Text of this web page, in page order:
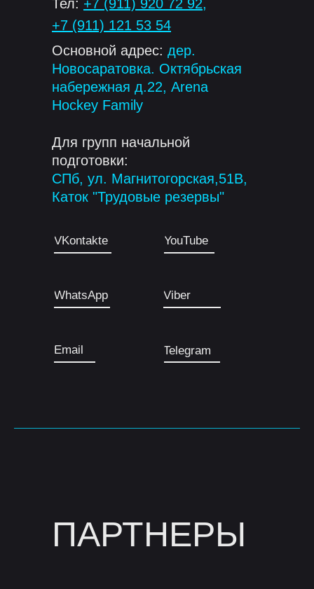
Тел: +7 (911) 920 72 92,
+7 (911) 121 53 54
Для групп начальной
подготовки:
СПб, ул. Магнитогорская,51В,
Каток "Трудовые резервы"
VKontakte
Viber
YouTube
Email Telegram
WhatsApp
Основной адрес: дер.
Новосаратовка. Октябрьская
набережная д.22, Arena
Hockey Family
ПАРТНЕРЫ